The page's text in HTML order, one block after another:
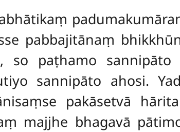
pabbajitānaṃ
so paṭhamo
sannipāto ahosi.
pakāsetvā
majjhe bhagavā